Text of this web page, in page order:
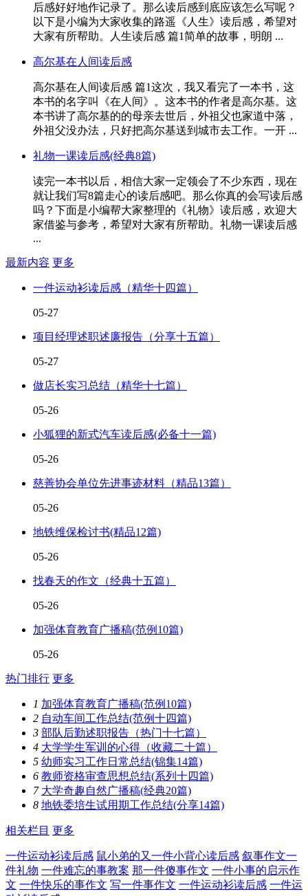
后感好好地作记录了。那么读后感到底应该怎么写呢？
以下是小编为大家收集的路遥《人生》读后感，希望对
大家有所帮助。人生读后感 篇1简单的故事，明朗 ...
高尔基在人间读后感
高尔基在人间读后感 篇1这次，我又看完了一本书，这
本书的名字叫《在人间》。这本书的作者是高尔基。这
本书讲了高尔基的的母亲去世后，外祖父也家道中落，
外祖父没办法，只好把高尔基送到城市去工作。一开 ...
礼物一课读后感(经典8篇)
读完一本书以后，相信大家一定领会了不少东西，现在
就让我们写8篇走心的读后感吧。那么你真的会写读后感
吗？下面是小编帮大家整理的《礼物》读后感，欢迎大
家借鉴与参考，希望对大家有所帮助。礼物一课读后感
...
最新内容 更多
一件运动衫读后感（精华十四篇）
05-27
项目经理述职述廉报告（分享十五篇）
05-27
做店长实习总结（精华十七篇）
05-26
小狐狸的新式汽车读后感(必备十一篇)
05-26
慈善协会单位先进事迹材料（精品13篇）
05-26
地铁维保检讨书(精品12篇)
05-26
找春天的作文（经典十五篇）
05-26
加强体育教育广播稿(范例10篇)
05-26
热门排行 更多
1 加强体育教育广播稿(范例10篇)
2 自动车间工作总结(范例十四篇)
3 部队后勤述职报告（热门十七篇）
4 大学学生军训的心得（收藏二十篇）
5 幼师实习工作日常总结(锦集14篇)
6 教师资格审查思想总结(系列十四篇)
7 大学奇趣自然广播稿(经典20篇)
8 地铁委培生试用期工作总结(分享14篇)
相关栏目 更多
一件运动衫读后感 鼠小弟的又一件小背心读后感 叙事作文一
件礼物 一件难忘的事教案 那一件傻事作文 一件小事的启示作
文 一件快乐的事作文 写一件事作文 一件运动衫读后感 一件运